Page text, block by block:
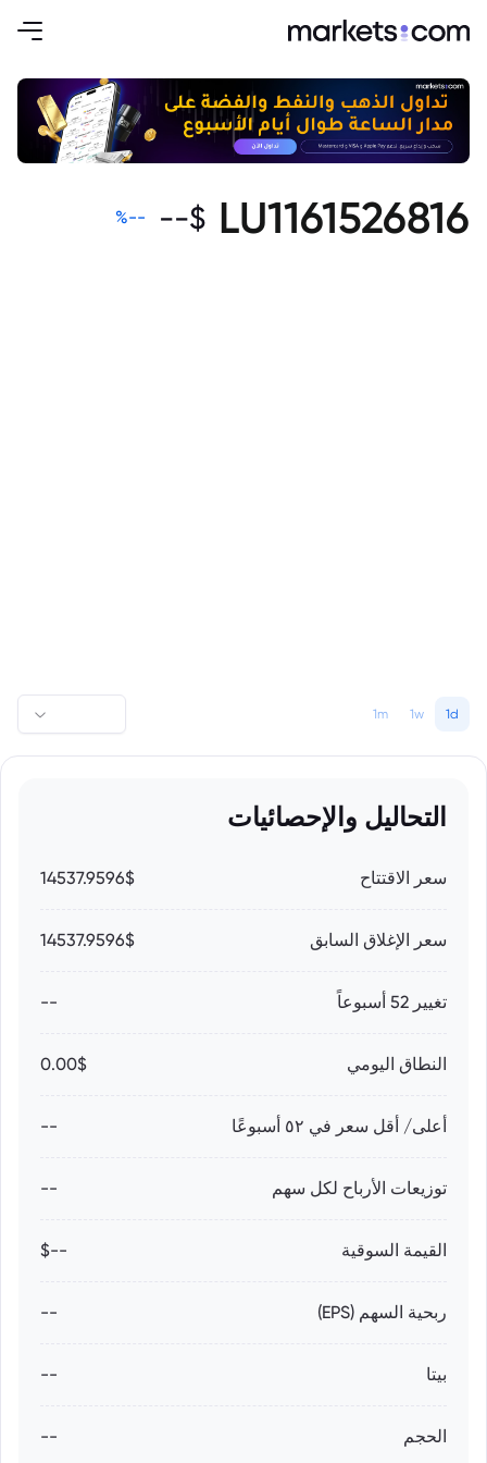
LU1161526816
$
--
--
%
1d
1w
1m
التحاليل والإحصائيات
سعر الاقتتاح 14537.9596$
سعر الإغلاق السابق 14537.9596$
تغيير 52 أسبوعاً --
النطاق اليومي 0.00$
أعلى/ أقل سعر في ٥٢ أسبوعًا --
توزيعات الأرباح لكل سهم --
القيمة السوقية --$
ربحية السهم (EPS) --
بيتا --
الحجم --